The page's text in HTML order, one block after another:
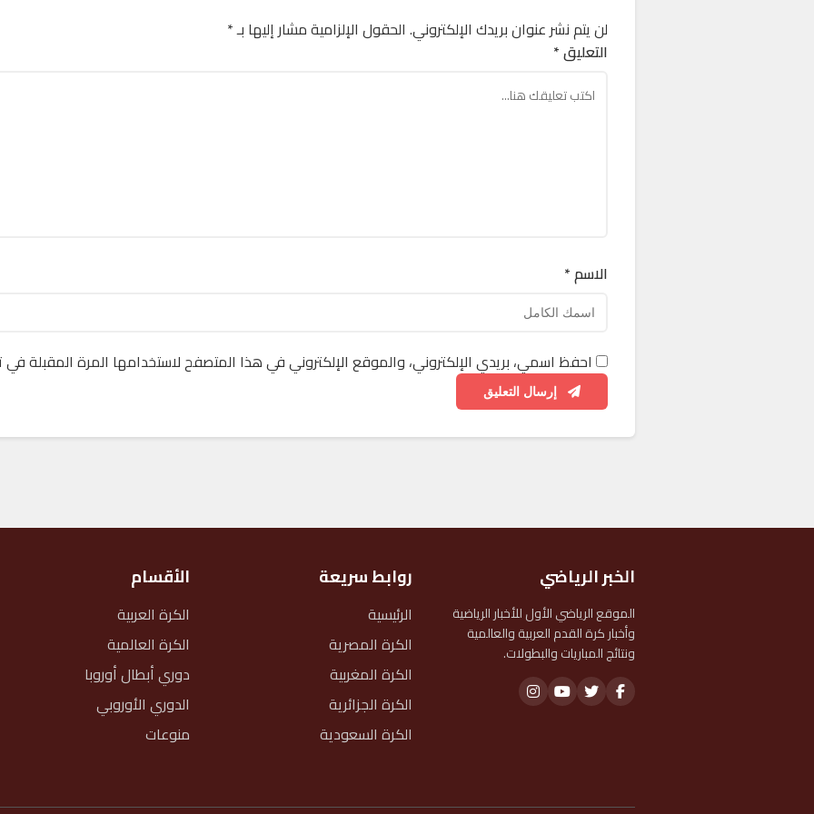
لن يتم نشر عنوان بريدك الإلكتروني. الحقول الإلزامية مشار إليها بـ*
التعليق *
الاسم *
احفظ اسمي، بريدي الإلكتروني، والموقع الإلكتروني في هذا المتصفح لاستخدامها المرة المقبلة
الخبر الرياضي
الموقع الرياضي الأول للأخبار الرياضية
وأخبار كرة القدم العربية والعالمية
ونتائج المباريات والبطولات.
روابط سريعة
الرئيسية
الكرة المصرية
الكرة المغربية
الكرة الجزائرية
الكرة السعودية
الأقسام
الكرة العربية
الكرة العالمية
دوري أبطال أوروبا
الدوري الأوروبي
منوعات